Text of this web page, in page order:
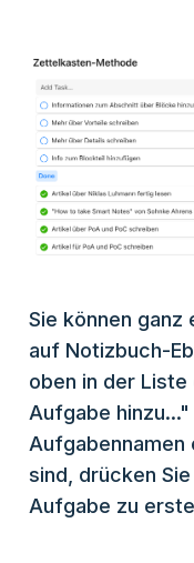
Sie können ganz
auf Notizbuch-
oben in der
Aufgabe
Aufgabennamen
sind, drücken
Aufgabe zu